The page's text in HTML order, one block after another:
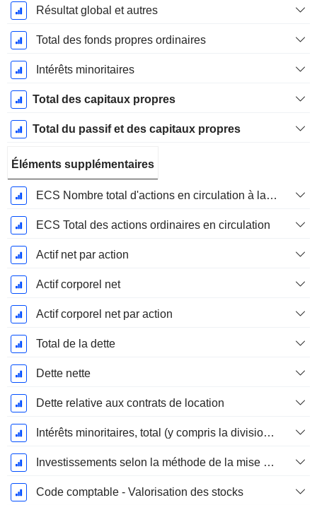
Résultat global et autres
Total des fonds propres ordinaires
Intérêts minoritaires
Total des capitaux propres
Total du passif et des capitaux propres
Éléments supplémentaires
ECS Nombre total d'actions en circulation à la date de dépôt
ECS Total des actions ordinaires en circulation
Actif net par action
Actif corporel net
Actif corporel net par action
Total de la dette
Dette nette
Dette relative aux contrats de location
Intérêts minoritaires, total (y compris la division financière)
Investissements selon la méthode de la mise en équivalence, total
Code comptable - Valorisation des stocks